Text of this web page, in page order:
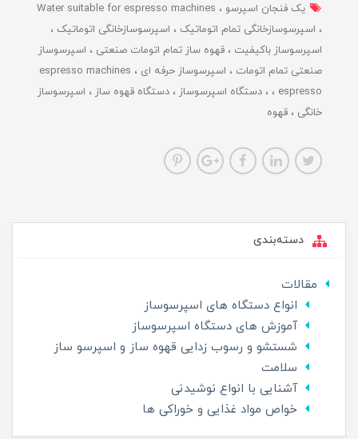
یک فنجان اسپرسو
Water suitable for espresso machines
اسپرسوسازخانگی تمام اتوماتیک
اسپرسوسازخانگی اتوماتیک
اسپرسوساز باکیفیت
قهوه ساز تمام اتومات صنعتی
اسپرسوساز
صنعتی تمام اتومات
اسپرسوساز حرفه ای
espresso machines
espresso
دستگاه اسپرسوساز دستگاه قهوه ساز
اسپرسوساز
خانگی
قهوه
دسته‌بندی
مقالات
انواع دستگاه های اسپرسوساز
آموزش های دستگاه اسپرسوساز
شستشو و رسوب زدایی قهوه ساز و اسپرسو ساز
سلامت
آشنایی با انواع نوشیدنی
خواص مواد غذایی و خوراکی ها